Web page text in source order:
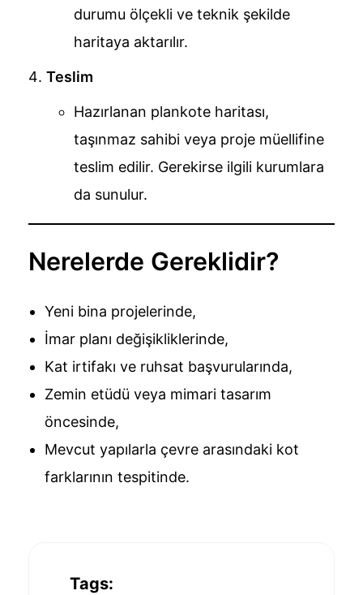
durumu ölçekli ve teknik şekilde
haritaya aktarılır.
Teslim
Hazırlanan plankote haritası,
taşınmaz sahibi veya proje müellifine
teslim edilir. Gerekirse ilgili kurumlara
da sunulur.
Nerelerde Gereklidir?
Yeni bina projelerinde,
İmar planı değişikliklerinde,
Kat irtifakı ve ruhsat başvurularında,
Zemin etüdü veya mimari tasarım
öncesinde,
Mevcut yapılarla çevre arasındaki kot
farklarının tespitinde.
Tags: